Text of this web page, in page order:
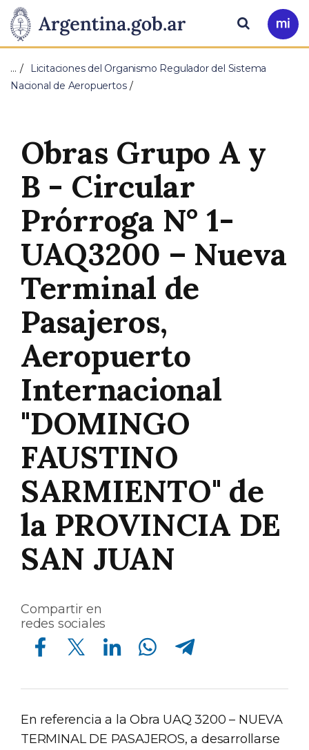
Presidencia
de
la
Pasar al contenido principal
Ir
a
Buscar
…
Licitaciones del Organismo Regulador del Sistema
Nacional de Aeropuertos
Obras Grupo A y
B - Circular
Prórroga N° 1-
UAQ3200 – Nueva
Terminal de
Pasajeros,
Aeropuerto
Internacional
"DOMINGO
FAUSTINO
SARMIENTO" de
la PROVINCIA DE
SAN JUAN
Compartir en
redes sociales
Compartir en Facebook Compartir en Twitter Compartir en Linkedin Compartir en Whatsapp Compartir en Telegram
En referencia a la Obra UAQ 3200 – NUEVA
TERMINAL DE PASAJEROS, a desarrollarse